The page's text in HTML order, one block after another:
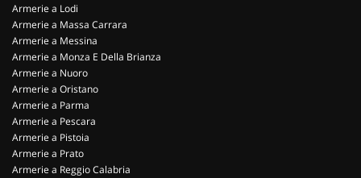
Armerie a Lodi
Armerie a Massa Carrara
Armerie a Messina
Armerie a Monza E Della Brianza
Armerie a Nuoro
Armerie a Oristano
Armerie a Parma
Armerie a Pescara
Armerie a Pistoia
Armerie a Prato
Armerie a Reggio Calabria